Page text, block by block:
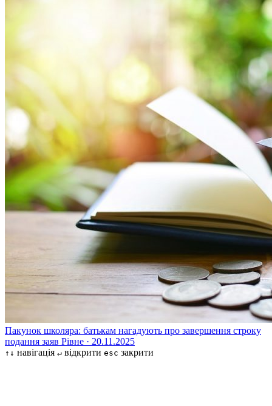
Пакунок школяра: батькам нагадують про завершення строку
подання заяв Рівне · 20.11.2025
↑↓ навігація ↵ відкрити esc закрити